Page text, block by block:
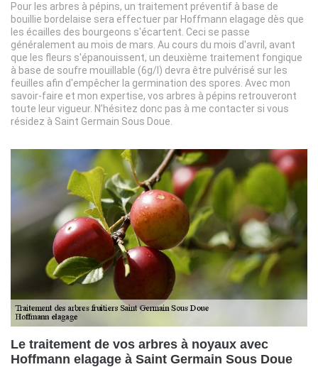
Pour les arbres à pépins, un traitement préventif à base de
bouillie bordelaise sera effectuer par Hoffmann elagage dès que
les écailles des bourgeons s'écartent. Ceci se passe
généralement au mois de mars. Au cours du mois d'avril, avant
que les fleurs s'épanouissent, un deuxième traitement fongique
à base de soufre mouillable (6g/l) devra être pulvérisé sur les
feuilles afin d'empêcher la germination des spores. Avec mon
savoir-faire et mon expertise, vos arbres à pépins retrouveront
toute leur vigueur. N’hésitez donc pas à me contacter si vous
résidez à Saint Germain Sous Doue.
Le traitement de vos arbres à noyaux avec
Hoffmann elagage à Saint Germain Sous Doue